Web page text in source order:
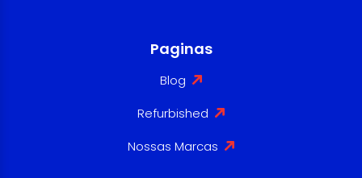
Paginas
Blog
Refurbished
Nossas Marcas